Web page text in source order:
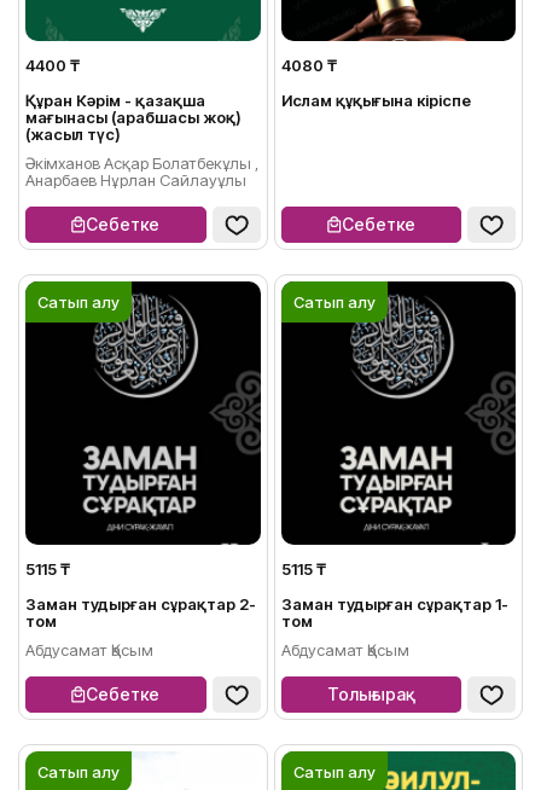
4400 ₸
Құран Кәрім - қазақша
мағынасы (арабшасы жоқ)
(жасыл түс)
Әкімханов Асқар Болатбекұлы ,
Анарбаев Нұрлан Сайлауұлы
Себетке
4080 ₸
Ислам құқығына кіріспе
Себетке
Сатып алу
5115 ₸
Заман тудырған сұрақтар 2-
том
Абдусамат Қасым
Себетке
Сатып алу
5115 ₸
Заман тудырған сұрақтар 1-
том
Абдусамат Қасым
Толығырақ
Сатып алу Сатып алу